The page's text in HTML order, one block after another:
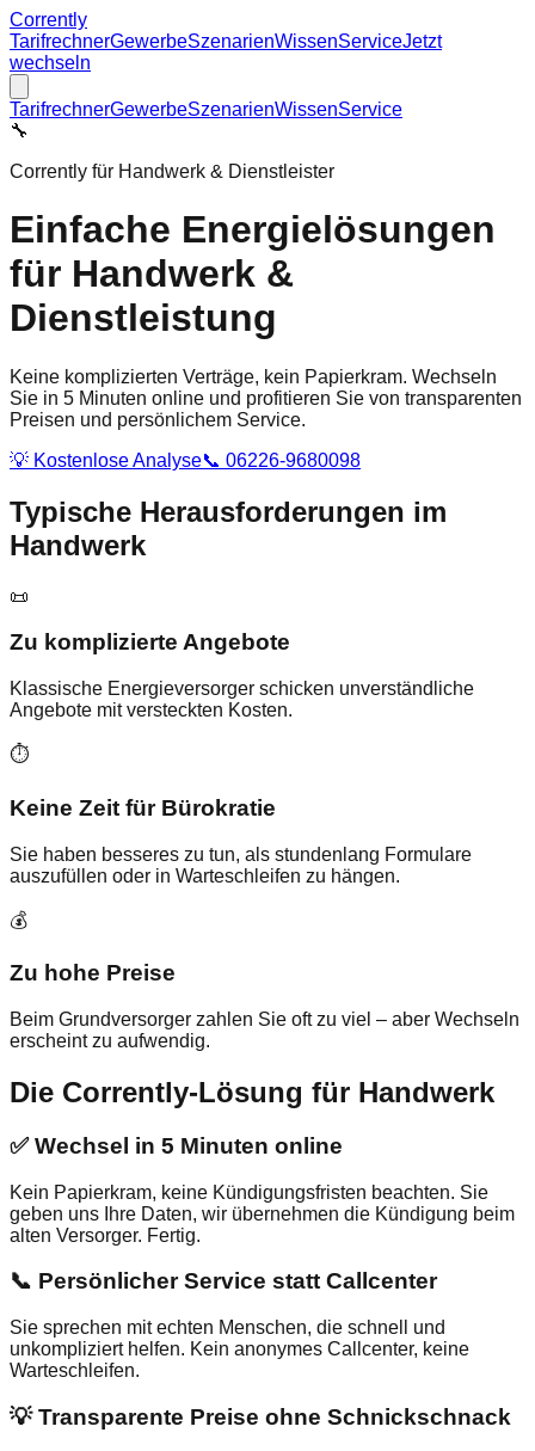
Corrently
TarifrechnerGewerbeSzenarienWissenServiceJetzt
wechseln
TarifrechnerGewerbeSzenarienWissenService
🔧
Corrently für Handwerk & Dienstleister
Einfache Energielösungen
für Handwerk &
Dienstleistung
Keine komplizierten Verträge, kein Papierkram. Wechseln
Sie in 5 Minuten online und profitieren Sie von transparenten
Preisen und persönlichem Service.
💡 Kostenlose Analyse📞 06226-9680098
Typische Herausforderungen im
Handwerk
📜
Zu komplizierte Angebote
Klassische Energieversorger schicken unverständliche
Angebote mit versteckten Kosten.
⏱️
Keine Zeit für Bürokratie
Sie haben besseres zu tun, als stundenlang Formulare
auszufüllen oder in Warteschleifen zu hängen.
💰
Zu hohe Preise
Beim Grundversorger zahlen Sie oft zu viel – aber Wechseln
erscheint zu aufwendig.
Die Corrently-Lösung für Handwerk
✅Wechsel in 5 Minuten online
Kein Papierkram, keine Kündigungsfristen beachten. Sie
geben uns Ihre Daten, wir übernehmen die Kündigung beim
alten Versorger. Fertig.
📞 Persönlicher Service statt Callcenter
Sie sprechen mit echten Menschen, die schnell und
unkompliziert helfen. Kein anonymes Callcenter, keine
Warteschleifen.
💡Transparente Preise ohne Schnickschnack